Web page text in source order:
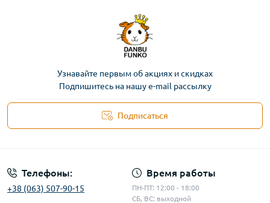
Узнавайте первым об акциях и скидках
Подпишитесь на нашу e-mail рассылку
Подписаться
Телефоны:
+38 (063) 507-90-15
Время работы
ПН-ПТ: 12:00 - 18:00
СБ, ВС: выходной